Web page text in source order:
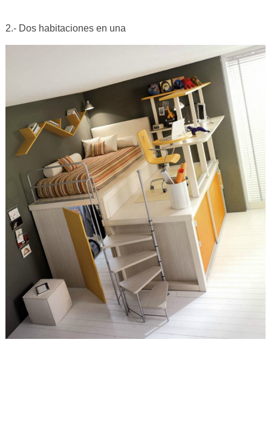
2.- Dos habitaciones en una